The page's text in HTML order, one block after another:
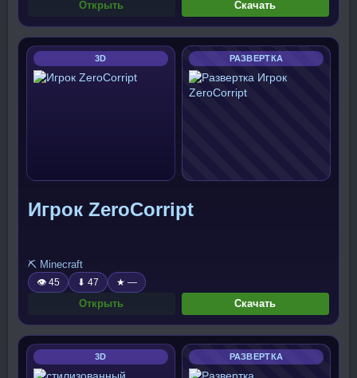
Открыть Скачать
3D РАЗВЕРТКА
Игрок ZeroCorript
⛏️ Minecraft
👁 45 ⬇ 47 ★ —
Открыть Скачать
3D РАЗВЕРТКА